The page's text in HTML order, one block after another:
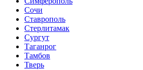
Сочи
Ставрополь
Стерлитамак
Сургут
Таганрог
Тамбов
Тверь